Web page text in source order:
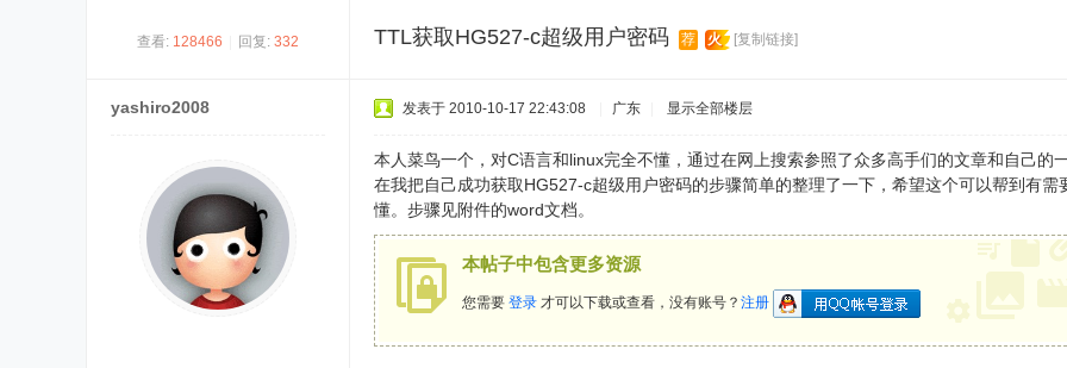
查看: 128466 回复: 332 TTL获取HG527-c超级用户密码 荐 火 [复制链接]
yashiro2008 发表于 2010-10-17 22:43:08 广东 显示全部楼层
本人菜鸟一个，对C语言和linux完全不懂，通过在网上搜索参照了众多高手们的文章和自己
在我把自己成功获取HG527-c超级用户密码的步骤简单的整理了一下，希望这个可以帮到有
懂。步骤见附件的word文档。
本帖子中包含更多资源
您需要 登录 才可以下载或查看，没有账号？ 注册